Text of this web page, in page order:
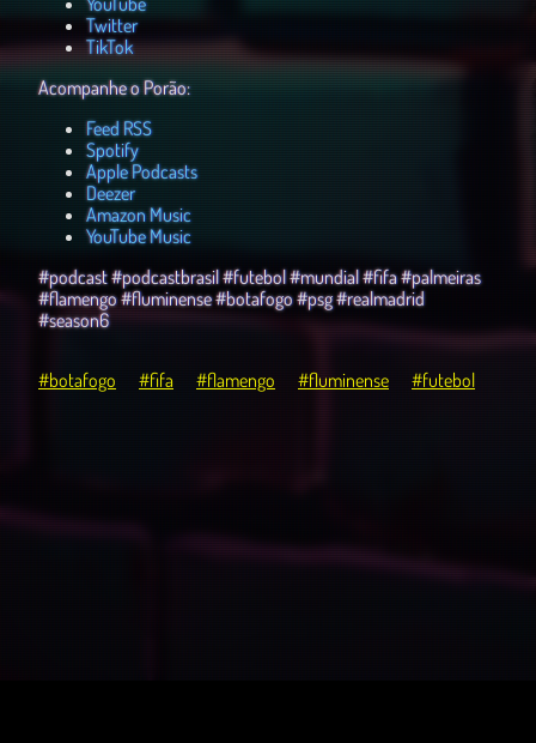
⁠⁠⁠⁠⁠⁠⁠⁠⁠⁠⁠⁠⁠Twitter⁠⁠⁠⁠⁠⁠⁠⁠⁠⁠⁠⁠⁠
⁠⁠⁠⁠⁠⁠⁠⁠⁠⁠⁠⁠⁠TikTok⁠⁠⁠⁠⁠⁠⁠⁠⁠⁠⁠⁠⁠
Acompanhe o Porão:
⁠⁠⁠⁠⁠⁠⁠⁠⁠⁠⁠⁠⁠Feed RSS⁠⁠⁠⁠⁠⁠⁠⁠⁠⁠⁠⁠⁠
⁠⁠⁠⁠⁠⁠⁠⁠⁠⁠⁠⁠⁠Spotify⁠⁠⁠⁠⁠⁠⁠⁠⁠⁠⁠⁠⁠
⁠⁠⁠⁠⁠⁠⁠⁠⁠⁠⁠⁠⁠Apple Podcasts⁠⁠⁠⁠⁠⁠⁠⁠⁠⁠⁠⁠⁠
⁠⁠⁠⁠⁠⁠⁠⁠⁠⁠⁠⁠⁠Deezer⁠⁠⁠⁠⁠⁠⁠⁠⁠⁠⁠⁠⁠
⁠⁠⁠⁠⁠⁠⁠⁠⁠⁠⁠⁠⁠Amazon Music⁠⁠⁠⁠⁠⁠⁠⁠⁠⁠⁠⁠⁠
⁠⁠⁠⁠⁠⁠YouTube Music⁠⁠⁠⁠⁠⁠
#podcast #podcastbrasil #futebol #mundial #fifa #palmeiras
#flamengo #fluminense #botafogo #psg #realmadrid
#season6
#botafogo #fifa #flamengo #fluminense #futebol